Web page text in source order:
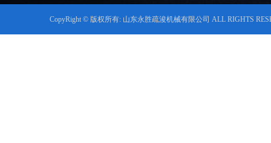
CopyRight © 版权所有: 山东永胜疏浚机械有限公司 ALL RIGHTS